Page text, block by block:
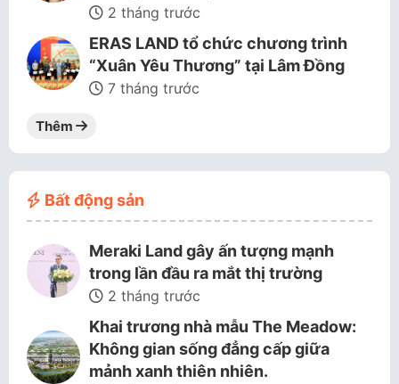
2 tháng trước
ERAS LAND tổ chức chương trình
“Xuân Yêu Thương” tại Lâm Đồng
7 tháng trước
Thêm
Bất động sản
Meraki Land gây ấn tượng mạnh
trong lần đầu ra mắt thị trường
2 tháng trước
Khai trương nhà mẫu The Meadow:
Không gian sống đẳng cấp giữa
mảnh xanh thiên nhiên.